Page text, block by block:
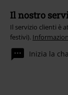
Il nostro
Il servizio clienti è
festivi).
Inizia la